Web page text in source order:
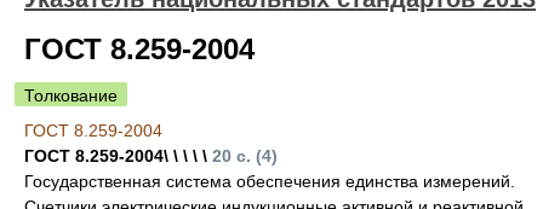
ГОСТ 8.259-2004
Толкование
ГОСТ 8.259-2004
ГОСТ 8.259-2004\ \ \ \ \ 20 с. (4)
Государственная система обеспечения единства измерений.